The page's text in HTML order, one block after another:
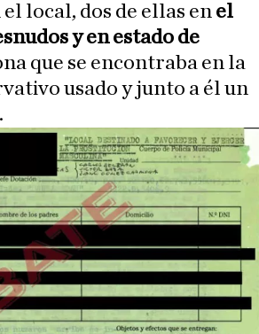
local, dos de ellas en el
y en estado de
que se encontraba en la
usado y junto a él un
.